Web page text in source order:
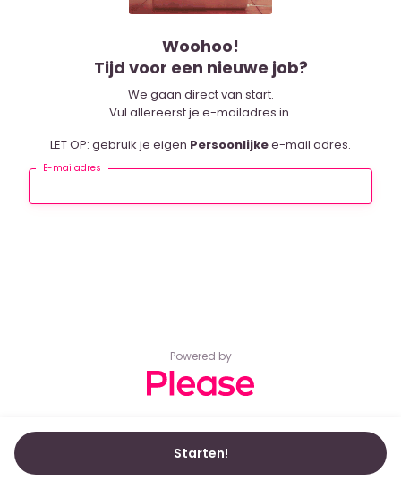
Powered by
Woohoo!
Tijd voor een nieuwe job?
We gaan direct van start.
Vul allereerst je e-mailadres in.
LET OP: gebruik je eigen Persoonlijkee-mail adres.
E-mailadres